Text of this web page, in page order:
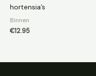
hortensia’s
Binnen
€12.95